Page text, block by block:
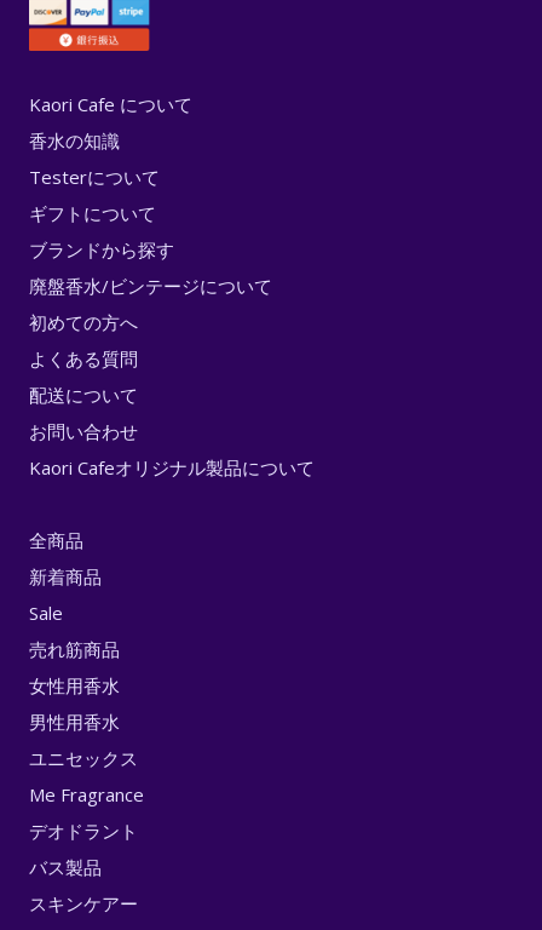
Kaori Cafe について
香水の知識
Testerについて
ギフトについて
ブランドから探す
廃盤香水/ビンテージについて
初めての方へ
よくある質問
配送について
お問い合わせ
Kaori Cafeオリジナル製品について
全商品
新着商品
Sale
売れ筋商品
女性用香水
男性用香水
ユニセックス
Me Fragrance
デオドラント
バス製品
スキンケアー